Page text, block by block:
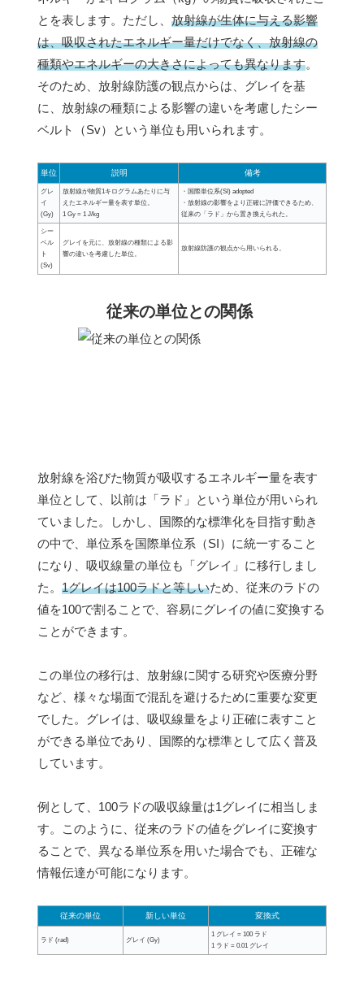
とを表します。ただし、 放射線が生体に与える影響
は、吸収されたエネルギー量だけでなく、放射線の
種類やエネルギーの大きさによっても異なります。
そのため、放射線防護の観点からは、グレイを基
に、放射線の種類による影響の違いを考慮したシー
ベルト（Sv）という単位も用いられます。
単位 説明 備考
グレ
イ
(Gy)
放射線が物質1キログラムあたりに与
えたエネルギー量を表す単位。
1 Gy = 1 J/kg
・国際単位系(SI) adopted
・放射線の影響をより正確に評価できるため、
従来の「ラド」から置き換えられた。
シー
ベル
ト
(Sv)
グレイを元に、放射線の種類による影
響の違いを考慮した単位。
放射線防護の観点から用いられる。
従来の単位との関係
放射線を浴びた物質が吸収するエネルギー量を表す
単位として、以前は「ラド」という単位が用いられ
ていました。しかし、国際的な標準化を目指す動き
の中で、単位系を国際単位系（SI）に統一すること
になり、吸収線量の単位も「グレイ」に移行しまし
た。 1グレイは100ラドと等しいため、従来のラドの
値を100で割ることで、容易にグレイの値に変換する
ことができます。
この単位の移行は、放射線に関する研究や医療分野
など、様々な場面で混乱を避けるために重要な変更
でした。グレイは、吸収線量をより正確に表すこと
ができる単位であり、国際的な標準として広く普及
しています。
例として、100ラドの吸収線量は1グレイに相当しま
す。このように、従来のラドの値をグレイに変換す
ることで、異なる単位系を用いた場合でも、正確な
情報伝達が可能になります。
従来の単位 新しい単位 変換式
ラド (rad) グレイ (Gy)
1 グレイ = 100 ラド
1 ラド = 0.01 グレイ